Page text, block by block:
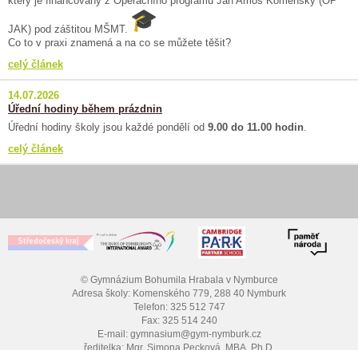
JAK) pod záštitou MŠMT.
Co to v praxi znamená a na co se můžete těšit?
celý článek
14.07.2026
Úřední hodiny během prázdnin
Úřední hodiny školy jsou každé pondělí od 9.00 do 11.00 hodin
celý článek
© Gymnázium Bohumila Hrabala v Nymburce
Adresa školy: Komenského 779, 288 40 Nymburk
Telefon: 325 512 747
Fax: 325 514 240
E-mail: gymnasium@gym-nymburk.cz
ředitelka: Mgr. Simona Pecková, MBA, Ph.D.